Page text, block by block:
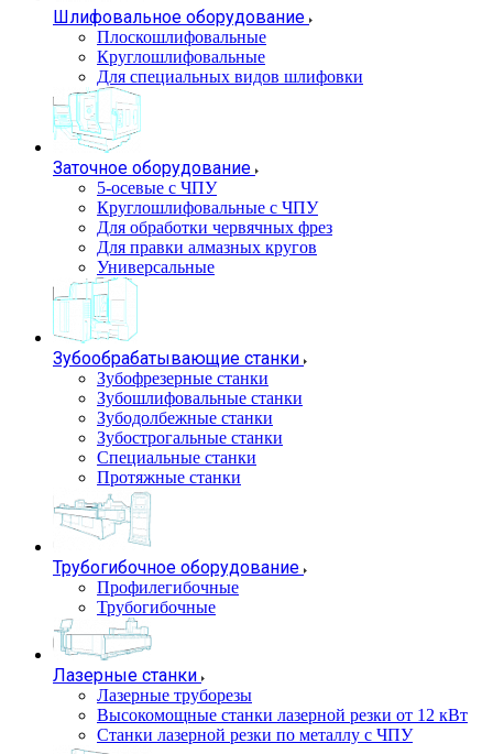
Шлифовальное оборудование
Плоскошлифовальные
Круглошлифовальные
Для специальных видов шлифовки
Заточное оборудование
5-осевые с ЧПУ
Круглошлифовальные с ЧПУ
Для обработки червячных фрез
Для правки алмазных кругов
Универсальные
Зубообрабатывающие станки
Зубофрезерные станки
Зубошлифовальные станки
Зубодолбежные станки
Зубострогальные станки
Специальные станки
Протяжные станки
Трубогибочное оборудование
Профилегибочные
Трубогибочные
Лазерные станки
Лазерные труборезы
Высокомощные станки лазерной резки от 12 кВт
Станки лазерной резки по металлу с ЧПУ